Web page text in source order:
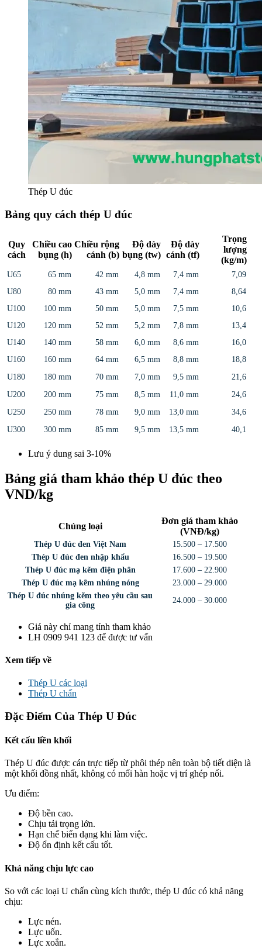
Thép U đúc
Bảng quy cách thép U đúc
Quy
cách
Chiều cao
bụng (h)
Chiều rộng
cánh (b)
Độ dày
bụng (tw)
Độ dày
cánh (tf)
Trọng
lượng
(kg/m)
U65 65 mm 42 mm 4,8 mm 7,4 mm
7,09
U80
80 mm 43 mm 5,0 mm 7,4 mm
8,64
U100
100 mm 50 mm 5,0 mm 7,5 mm
10,6
U120
120 mm 52 mm 5,2 mm 7,8 mm
13,4
U140
140 mm 58 mm 6,0 mm 8,6 mm
16,0
U160
160 mm 64 mm 6,5 mm 8,8 mm
18,8
U180
180 mm 70 mm 7,0 mm 9,5 mm
21,6
U200
200 mm 75 mm 8,5 mm 11,0 mm
24,6
U250
250 mm 78 mm 9,0 mm 13,0 mm
34,6
U300
300 mm 85 mm 9,5 mm 13,5 mm 40,1
Lưu ý dung sai 3-10%
Bảng giá tham khảo thép U đúc theo
VND/kg
Chủng loại
Đơn giá tham khảo
(VNĐ/kg)
Thép U đúc đen Việt Nam
15.500 – 17.500
Thép U đúc đen nhập khẩu
16.500 – 19.500
Thép U đúc mạ kẽm điện phân
17.600 – 22.900
Thép U đúc mạ kẽm nhúng nóng
23.000 – 29.000
Thép U đúc nhúng kẽm theo yêu cầu sau
gia công
24.000 – 30.000
Giá này chỉ mang tính tham khảo
LH 0909 941 123 để được tư vấn
Xem tiếp về
Thép U các loại
Thép U chấn
Đặc Điểm Của Thép U Đúc
Kết cấu liền khối
Thép U đúc được cán trực tiếp từ phôi thép nên toàn bộ tiết diện là
một khối đồng nhất, không có mối hàn hoặc vị trí ghép nối.
Ưu điểm:
Độ bền cao.
Chịu tải trọng lớn.
Hạn chế biến dạng khi làm việc.
Độ ổn định kết cấu tốt.
Khả năng chịu lực cao
So với các loại U chấn cùng kích thước, thép U đúc có khả năng
chịu:
Lực nén.
Lực uốn.
Lực xoắn.